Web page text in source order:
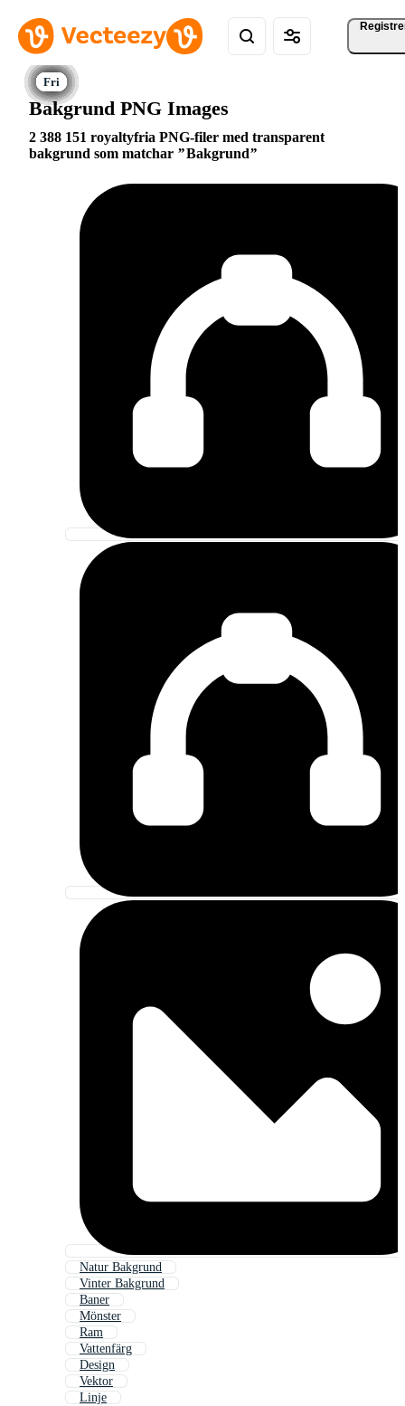
Bakgrund PNG Images
2 388 151 royaltyfria PNG-filer med transparent
bakgrund som matchar
Bakgrund
Natur Bakgrund
Vinter Bakgrund
Baner
Mönster
Ram
Vattenfärg
Design
Vektor
Linje